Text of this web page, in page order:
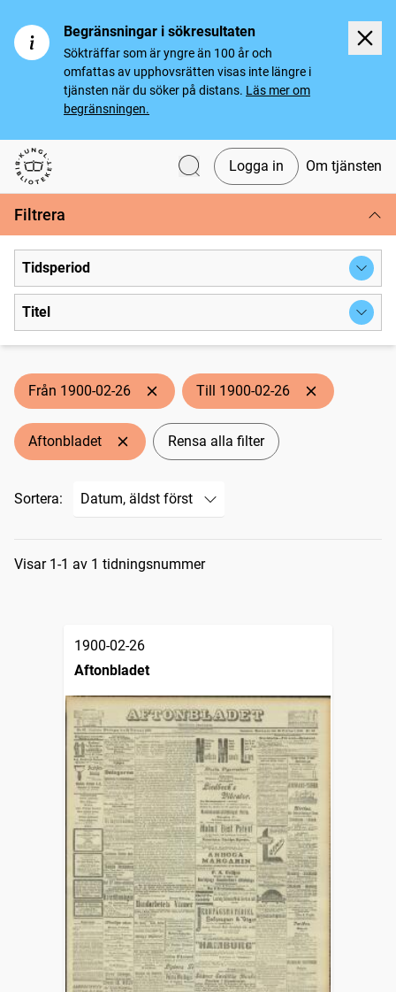
Begränsningar i sökresultaten
Sökträffar som är yngre än 100 år och
omfattas av upphovsrätten visas inte längre i
tjänsten när du söker på distans. Läs mer om
begränsningen.
Svenska tidningar
Logga in Om tjänsten
Filtrera
Tidsperiod
Titel
Från 1900-02-26 Till 1900-02-26
Aftonbladet Rensa alla filter
Sortera:
Sökresultat
Visar 1-1 av 1 tidningsnummer
1900-02-26
Aftonbladet